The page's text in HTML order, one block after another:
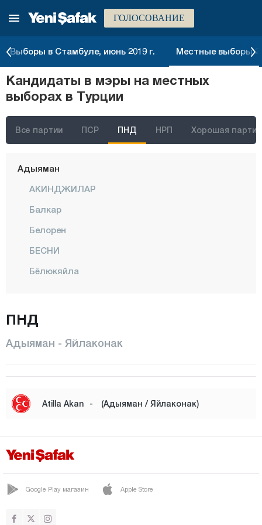
ГОЛОСОВАНИЕ
Выборы в Стамбуле, июнь 2019 г. Местные выборы
Кандидаты в мэры на местных
выборах в Турции
Все партии ПСР ПНД НРП Хорошая партия
Стамбул
Анкара
Адана
Адыяман
АКИНДЖИЛАР
Балкар
Белорен
БЕСНИ
Бёлюкяйла
Кесметепе
Комюр
Кёседжели
Центр
ПЫНАРБАШИ
ПНД
Адыяман - Яйлаконак
Atilla Akan - (Адыяман / Яйлаконак)
Google Play магазин Apple Store